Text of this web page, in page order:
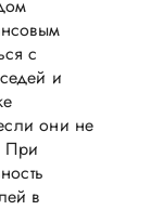
с
и
они не
При
в